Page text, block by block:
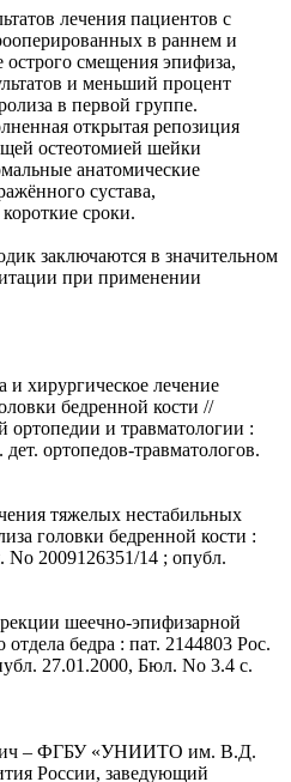
лечения пациентов с
в раннем и
острого смещения эпифиза,
и меньший процент
в первой группе.
открытая репозиция
остеотомией шейки
анатомические
сустава,
сроки.
заключаются в значительном
при применении
хирургическое лечение
бедренной кости //
ортопедии и травматологии :
ортопедов-травматологов.
тяжелых нестабильных
головки бедренной кости :
No 2009126351/14 ; опубл.
шеечно-эпифизарной
бедра : пат. 2144803 Рос.
27.01.2000, Бюл. No 3.4 с.
– ФГБУ «УНИИТО им. В.Д.
России, заведующий